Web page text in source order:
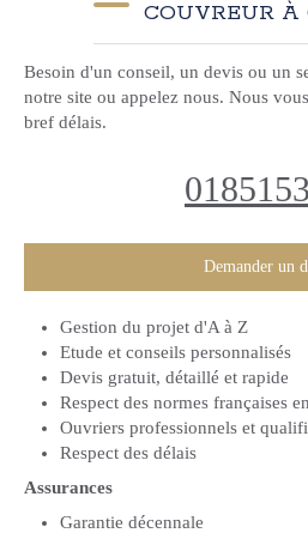
COUVREUR À
Besoin d'un conseil, un devis ou un
notre site ou appelez nous. Nous
bref délais.
Demander un
Gestion du projet d'A à Z
Etude et conseils personnalisés
Devis gratuit, détaillé et rapide
Respect des normes françaises
Ouvriers professionnels et
Respect des délais
Assurances
Garantie décennale